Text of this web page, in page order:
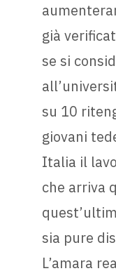
già
se si
su 10
giovani
Italia il
che arriva
sia pure
L’amara